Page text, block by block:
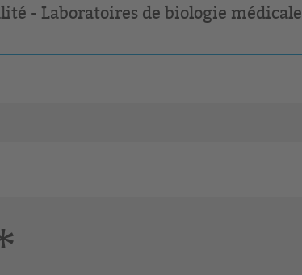
- Laboratoires de biologie médicale